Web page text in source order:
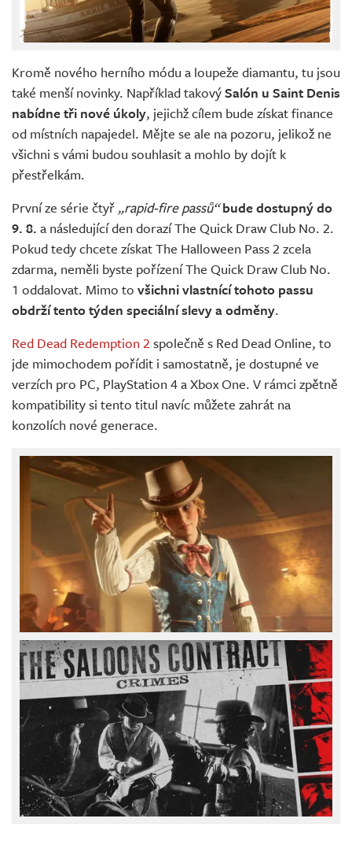
Kromě nového herního módu a loupeže diamantu, tu jsou
také menší novinky. Například takovýSalón u Saint Denis
nabídne tři nové úkoly, jejichž cílem bude získat finance
od místních napajedel. Mějte se ale na pozoru, jelikož ne
všichni s vámi budou souhlasit a mohlo by dojít k
přestřelkám.
První ze série čtyř „rapid-fire passů“ bude dostupný do
9. 8. a následující den dorazí The Quick Draw Club No. 2.
Pokud tedy chcete získat The Halloween Pass 2 zcela
zdarma, neměli byste pořízení The Quick Draw Club No.
1 oddalovat. Mimo to všichni vlastnící tohoto passu
obdrží tento týden speciální slevy a odměny.
Red Dead Redemption 2 společně s Red Dead Online, to
jde mimochodem pořídit i samostatně, je dostupné ve
verzích pro PC, PlayStation 4 a Xbox One. V rámci zpětně
kompatibility si tento titul navíc můžete zahrát na
konzolích nové generace.